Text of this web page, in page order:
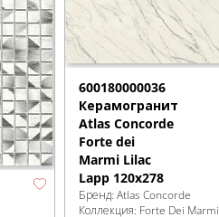
600180000036
Керамогранит
Atlas Concorde
Forte dei
Marmi Lilac
Lapp 120x278
Бренд: Atlas Concorde
Коллекция: Forte Dei Marmi